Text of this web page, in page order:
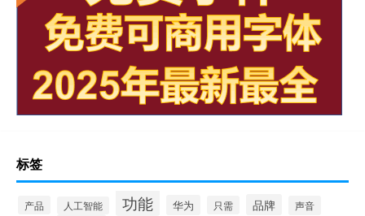
标签
产品 人工智能 功能 华为 只需 品牌 声音